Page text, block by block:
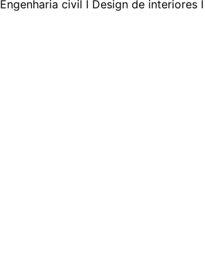
Engenharia civil I Design de interiores